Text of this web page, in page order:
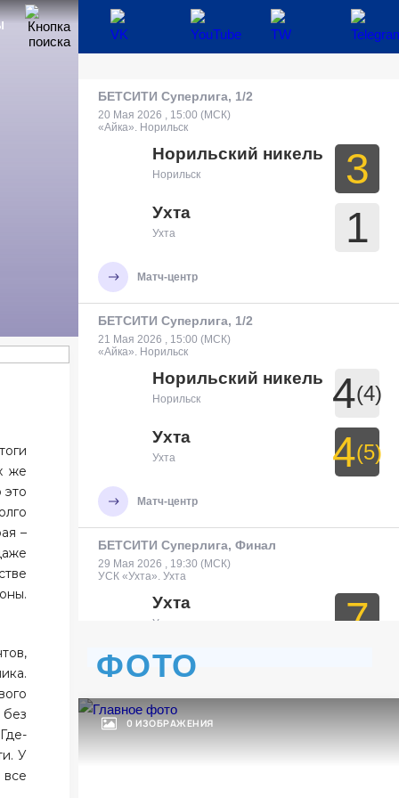
же
–
У
БЕТСИТИ Суперлига, 1/2
20 Мая 2026 , 15:00 (МСК)
«Айка». Норильск
Норильский никель
Норильск 3
Ухта
Ухта 1
Матч-центр
БЕТСИТИ Суперлига, 1/2
21 Мая 2026 , 15:00 (МСК)
«Айка». Норильск
Норильский никель
Норильск 4(4)
Ухта
Ухта 4(5)
Матч-центр
БЕТСИТИ Суперлига, Финал
29 Мая 2026 , 19:30 (МСК)
УСК «Ухта». Ухта
Ухта
Ухта 7
Тюмень
Матч-центр
ФОТО
0 ИЗОБРАЖЕНИЯ